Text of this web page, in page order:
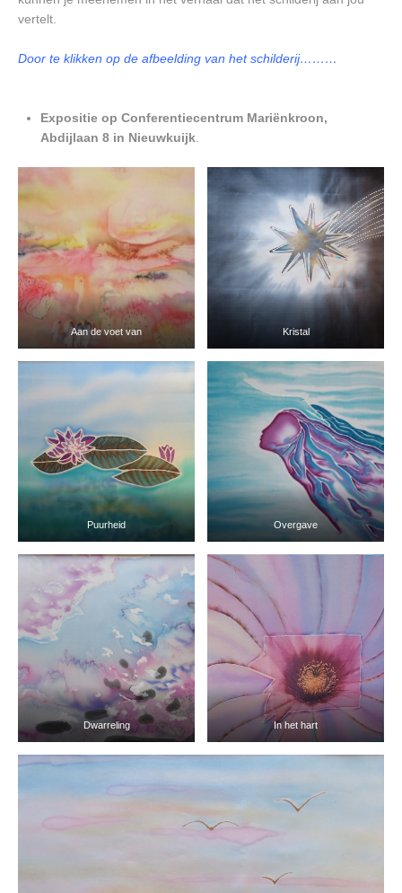
vertelt.
Door te klikken op de afbeelding van het schilderij………
Expositie op Conferentiecentrum Mariënkroon,
Abdijlaan 8 in Nieuwkuijk
Aan de voet van Kristal
Puurheid Overgave
Dwarreling In het hart